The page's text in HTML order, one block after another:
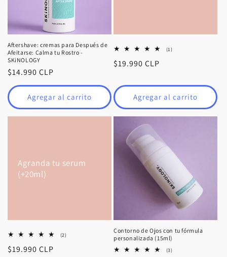
n
:
Aftershave: cremas para Después de
Afeitarse: Calma tu Rostro -
SKiNOLOGY
Precio
habitual
$14.990 CLP
Agregar al carrito
(1)1
Precio
$19.990 CLP
Agregar al carrito
Agranda tu serum
(+20ml)
(2)2
Precio
$19.990 CLP
Contorno de Ojos con tu fórmula
personalizada (15ml)
(3)3